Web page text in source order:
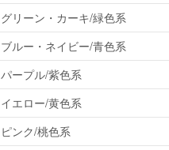
グリーン・カーキ/緑色系
ブルー・ネイビー/青色系
パープル/紫色系
イエロー/黄色系
ピンク/桃色系